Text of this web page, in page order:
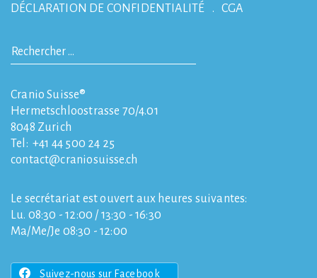
DÉCLARATION DE CONFIDENTIALITÉ
CGA
Cranio Suisse®
Hermetschloostrasse 70/4.01
8048 Zurich
Tel: +41 44 500 24 25
contact
craniosuisse.ch
Le secrétariat est ouvert aux heures suivantes:
Lu. 08:30 - 12:00 / 13:30 - 16:30
Ma/Me/Je 08:30 - 12:00
Suivez-nous sur Facebook